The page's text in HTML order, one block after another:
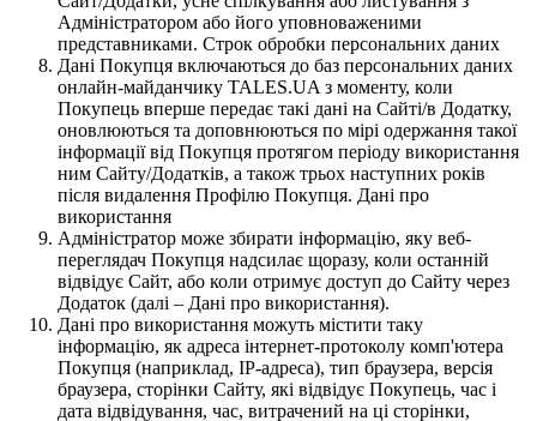
Адміністратором або його уповноваженими
представниками. Строк обробки персональних даних
Дані Покупця включаються до баз персональних даних
онлайн-майданчику TALES.UA з моменту, коли
Покупець вперше передає такі дані на Сайті/в Додатку,
оновлюються та доповнюються по мірі одержання такої
інформації від Покупця протягом періоду використання
ним Сайту/Додатків, а також трьох наступних років
після видалення Профілю Покупця. Дані про
використання
Адміністратор може збирати інформацію, яку веб-
переглядач Покупця надсилає щоразу, коли останній
відвідує Сайт, або коли отримує доступ до Сайту через
Додаток (далі – Дані про використання).
Дані про використання можуть містити таку
інформацію, як адреса інтернет-протоколу комп'ютера
Покупця (наприклад, IP-адреса), тип браузера, версія
браузера, сторінки Сайту, які відвідує Покупець, час і
дата відвідування, час, витрачений на ці сторінки,